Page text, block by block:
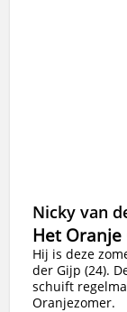
Nicky van
Het Oranje
Hij is deze
der Gijp (24).
schuift
Oranjezomer.